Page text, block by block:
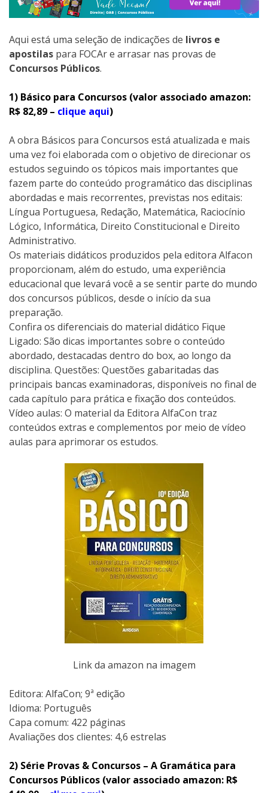
Aqui está uma seleção de indicações de livros e
apostilas para FOCAr e arrasar nas provas de
Concursos Públicos.
1) Básico para Concursos (valor associado amazon:
R$ 82,89 – clique aqui)
A obra Básicos para Concursos está atualizada e mais
uma vez foi elaborada com o objetivo de direcionar os
estudos seguindo os tópicos mais importantes que
fazem parte do conteúdo programático das disciplinas
abordadas e mais recorrentes, previstas nos editais:
Língua Portuguesa, Redação, Matemática, Raciocínio
Lógico, Informática, Direito Constitucional e Direito
Administrativo.
Os materiais didáticos produzidos pela editora Alfacon
proporcionam, além do estudo, uma experiência
educacional que levará você a se sentir parte do mundo
dos concursos públicos, desde o início da sua
preparação.
Confira os diferenciais do material didático Fique
Ligado: São dicas importantes sobre o conteúdo
abordado, destacadas dentro do box, ao longo da
disciplina. Questões: Questões gabaritadas das
principais bancas examinadoras, disponíveis no final de
cada capítulo para prática e fixação dos conteúdos.
Vídeo aulas: O material da Editora AlfaCon traz
conteúdos extras e complementos por meio de vídeo
aulas para aprimorar os estudos.
Link da amazon na imagem
Editora: AlfaCon; 9ª edição
Idioma: Português
Capa comum: 422 páginas
Avaliações dos clientes: 4,6 estrelas
2) Série Provas & Concursos – A Gramática para
Concursos Públicos (valor associado amazon: R$